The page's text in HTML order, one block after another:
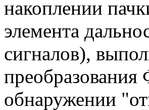
накоплении
элемента
сигналов),
преобразования
обнаружении